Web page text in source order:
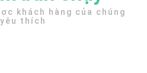
khách hàng của chúng
thích